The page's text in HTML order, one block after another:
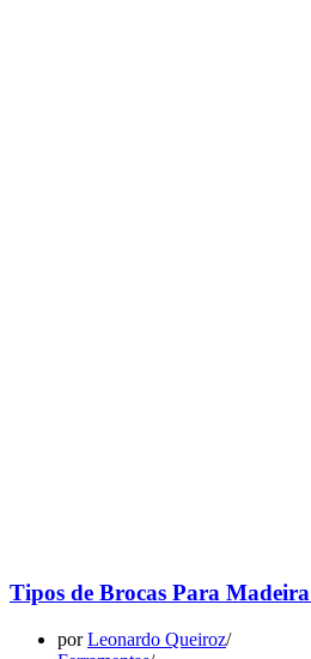
Tipos de Brocas Para
porLeonardo Queiroz